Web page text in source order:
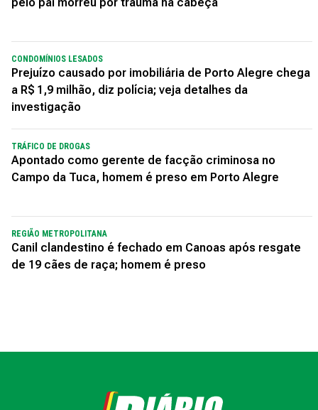
CONDOMÍNIOS LESADOS
Prejuízo causado por imobiliária de Porto Alegre chega
a R$ 1,9 milhão, diz polícia; veja detalhes da
investigação
TRÁFICO DE DROGAS
Apontado como gerente de facção criminosa no
Campo da Tuca, homem é preso em Porto Alegre
REGIÃO METROPOLITANA
Canil clandestino é fechado em Canoas após resgate
de 19 cães de raça; homem é preso